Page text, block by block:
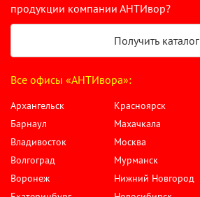
продукции компании АНТИвор?
Получить каталог
Все офисы «АНТИвора»:
Архангельск
Барнаул
Владивосток
Волгоград
Воронеж
Красноярск
Махачкала
Москва
Мурманск
Нижний Новгород